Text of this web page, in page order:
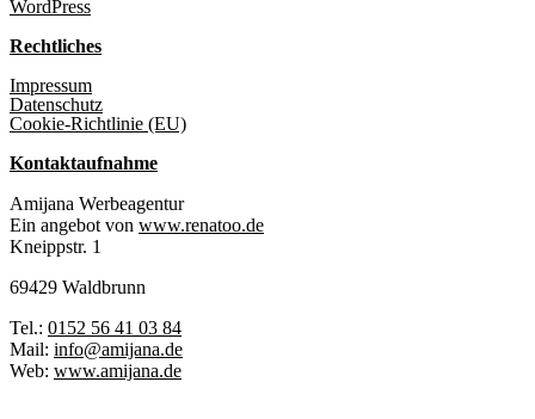
WordPress
Rechtliches
Impressum
Datenschutz
Cookie-Richtlinie (EU)
Kontaktaufnahme
Amijana Werbeagentur
Ein angebot von www.renatoo.de
Kneippstr. 1
69429 Waldbrunn
Tel.: 0152 56 41 03 84
Mail: info@amijana.de
Web: www.amijana.de